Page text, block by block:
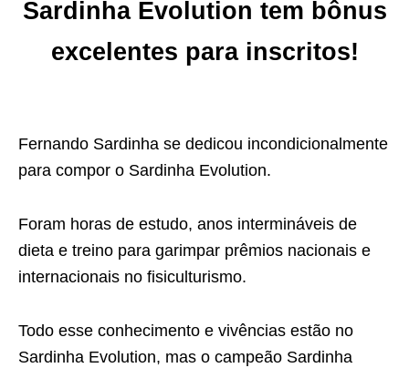
Sardinha Evolution tem bônus
excelentes para inscritos!
Fernando Sardinha se dedicou incondicionalmente
para compor o Sardinha Evolution.
Foram horas de estudo, anos intermináveis de
dieta e treino para garimpar prêmios nacionais e
internacionais no fisiculturismo.
Todo esse conhecimento e vivências estão no
Sardinha Evolution, mas o campeão Sardinha